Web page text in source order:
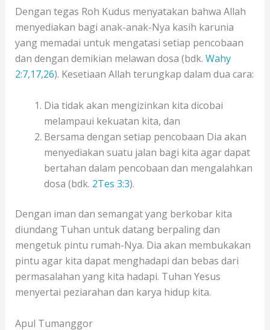
Dengan tegas Roh Kudus menyatakan bahwa Allah
menyediakan bagi anak-anak-Nya kasih karunia
yang memadai untuk mengatasi setiap pencobaan
dan dengan demikian melawan dosa (bdk. Wahy
2:7,17,26). Kesetiaan Allah terungkap dalam dua cara:
Dia tidak akan mengizinkan kita dicobai
melampaui kekuatan kita, dan
Bersama dengan setiap pencobaan Dia akan
menyediakan suatu jalan bagi kita agar dapat
bertahan dalam pencobaan dan mengalahkan
dosa (bdk. 2Tes 3:3).
Dengan iman dan semangat yang berkobar kita
diundang Tuhan untuk datang berpaling dan
mengetuk pintu rumah-Nya. Dia akan membukakan
pintu agar kita dapat menghadapi dan bebas dari
permasalahan yang kita hadapi. Tuhan Yesus
menyertai peziarahan dan karya hidup kita.
Apul Tumanggor